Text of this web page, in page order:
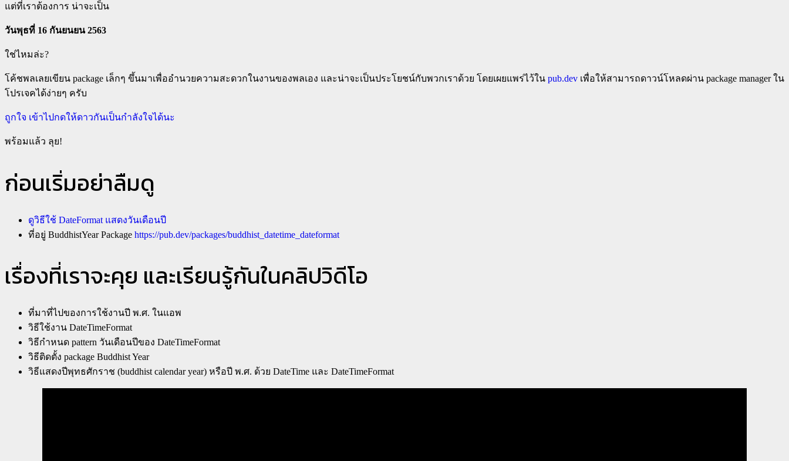
แต่ที่เราต้องการ น่าจะเป็น
วันพุธที่ 16 กันยนยน 2563
ใช่ไหมล่ะ?
โค้ชพลเลยเขียน package เล็กๆ ขึ้นมาเพื่ออำนวยความสะดวกในงานของพลเอง และน่าจะเป็นประโยชน์กับพวกเราด้วย โดยเผยแพร่ไว้ใน pub.dev เพื่อให้สามารถดาวน์โหลดผ่าน package manager ใน
โปรเจคได้ง่ายๆ ครับ
ถูกใจ เข้าไปกดให้ดาวกันเป็นกำลังใจได้นะ
พร้อมแล้ว ลุย!
ก่อนเริ่มอย่าลืมดู
ดูวิธีใช้ DateFormat แสดงวันเดือนปี
ที่อยู่ BuddhistYear Package https://pub.dev/packages/buddhist_datetime_dateformat
เรื่องที่เราจะคุย และเรียนรู้กันในคลิปวิดีโอ
ที่มาที่ไปของการใช้งานปี พ.ศ. ในแอพ
วิธีใช้งาน DateTimeFormat
วิธีกำหนด pattern วันเดือนปีของ DateTimeFormat
วิธีติดตั้ง package Buddhist Year
วิธีแสดงปีพุทธศักราช (buddhist calendar year) หรือปี พ.ศ. ด้วย DateTime และ DateTimeFormat